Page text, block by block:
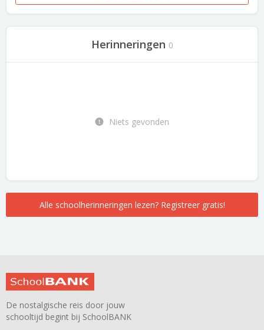
Herinneringen 0
Niets gevonden
Alle schoolherinneringen lezen? Registreer gratis!
De nostalgische reis door jouw
schooltijd begint bij SchoolBANK